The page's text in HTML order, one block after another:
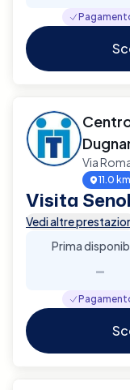
Via
11.0 km
Visita
Vedi altre
Prima
-